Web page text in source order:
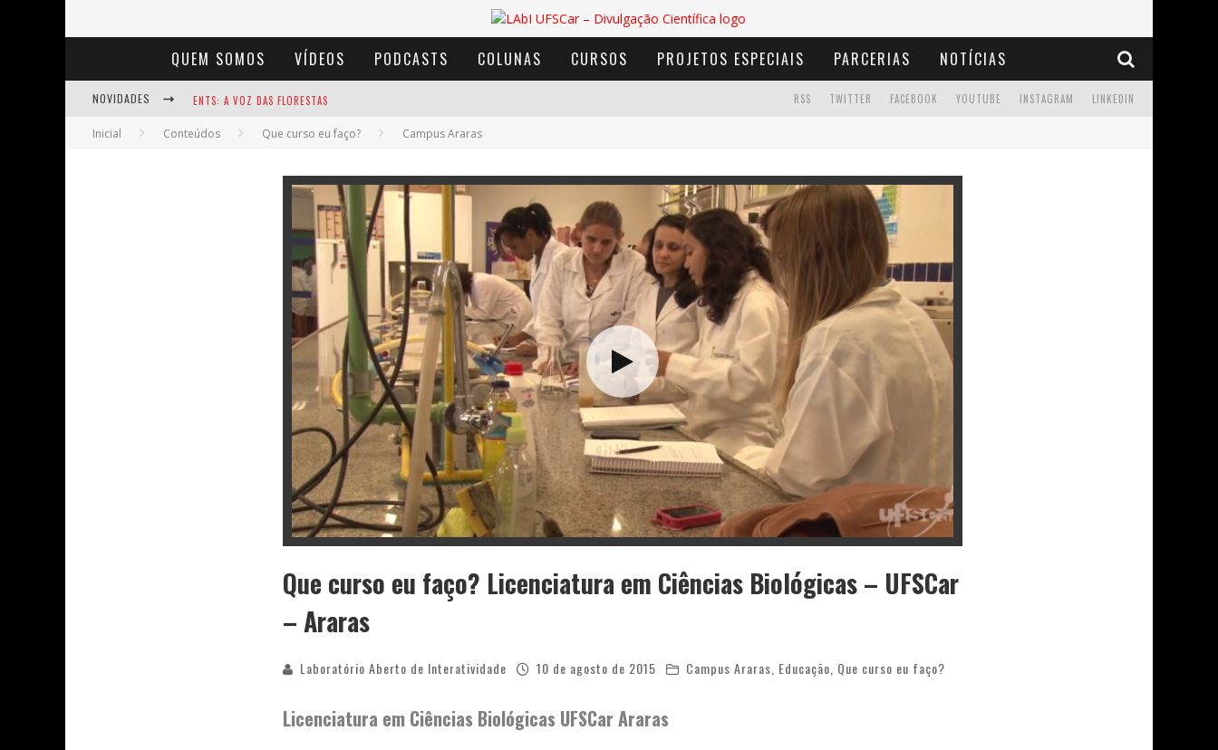
QUEM SOMOS VÍDEOS PODCASTS COLUNAS CURSOS PROJETOS ESPECIAIS PARCERIAS NOTÍCIAS
NOVIDADES ENTS: A VOZ DAS FLORESTAS
NOTÁVEIS: BERTHA LUTZ
BAÚ DE HISTÓRIAS - A JAMAIS IMAGINADA AVENTURA COM OS MOINHOS DE VENTO
LINKEDIN
INSTAGRAM
YOUTUBE
FACEBOOK
TWITTER
RSS
Inicial Conteúdos Que curso eu faço? Campus Araras
Que curso eu faço? Licenciatura em Ciências Biológicas – UFSCar
– Araras
Laboratório Aberto de Interatividade 10 de agosto de 2015 Campus Araras, Educação, Que curso eu faço?
Licenciatura em Ciências Biológicas UFSCar Araras